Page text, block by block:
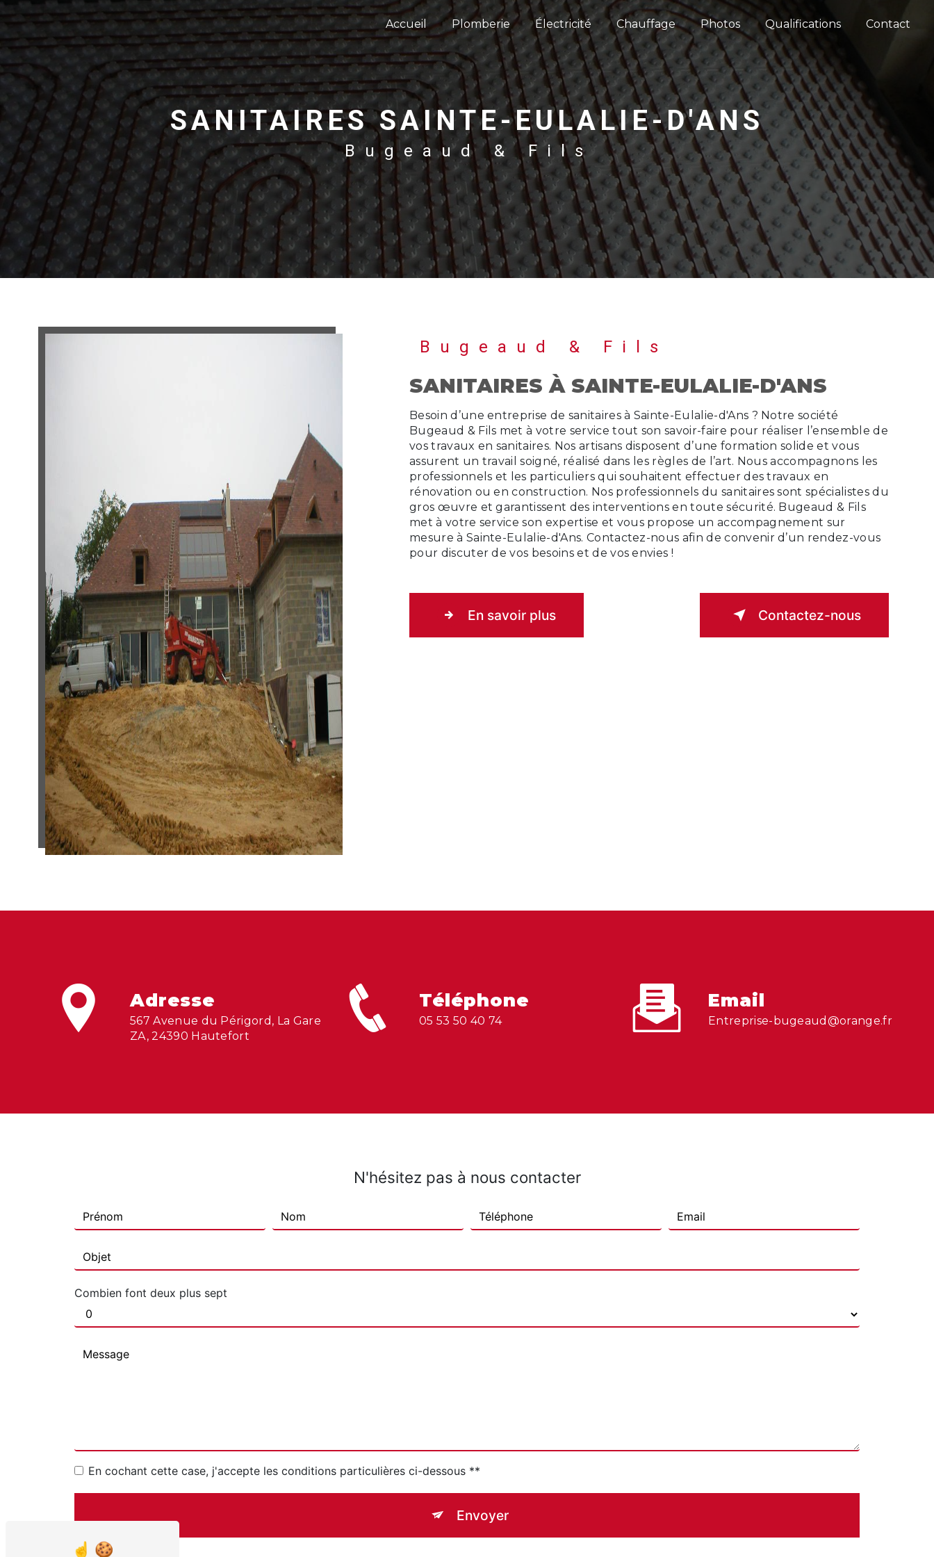
Accueil Plomberie Électricité Chauffage Photos Qualifications Contact
SANITAIRES SAINTE-EULALIE-D'ANS
Bugeaud & Fils
Bugeaud & Fils
SANITAIRES À SAINTE-EULALIE-D'ANS
Besoin d’une entreprise de sanitaires à Sainte-Eulalie-d'Ans ? Notre société
Bugeaud & Fils met à votre service tout son savoir-faire pour réaliser l’ensemble de
vos travaux en sanitaires. Nos artisans disposent d’une formation solide et vous
assurent un travail soigné, réalisé dans les règles de l’art. Nous accompagnons les
professionnels et les particuliers qui souhaitent effectuer des travaux en
rénovation ou en construction. Nos professionnels du sanitaires sont spécialistes du
gros œuvre et garantissent des interventions en toute sécurité. Bugeaud & Fils
met à votre service son expertise et vous propose un accompagnement sur
mesure à Sainte-Eulalie-d'Ans. Contactez-nous afin de convenir d’un rendez-vous
pour discuter de vos besoins et de vos envies !
En savoir plus Contactez-nous
Adresse
567 Avenue du Périgord, La Gare
ZA, 24390 Hautefort
Téléphone
05 53 50 40 74
Email
entreprise-bugeaud@orange.fr
N'hésitez pas à nous contacter
Combien font deux plus sept
En cochant cette case, j'accepte les conditions particulières ci-dessous **
Envoyer
Panneau de gestion des cookies